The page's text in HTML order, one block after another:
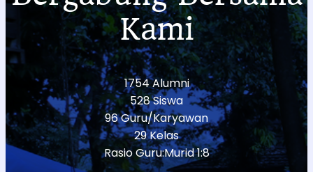
Kami
1754 Alumni
528 Siswa
96 Guru/Karyawan
29 Kelas
Rasio Guru:Murid 1:8